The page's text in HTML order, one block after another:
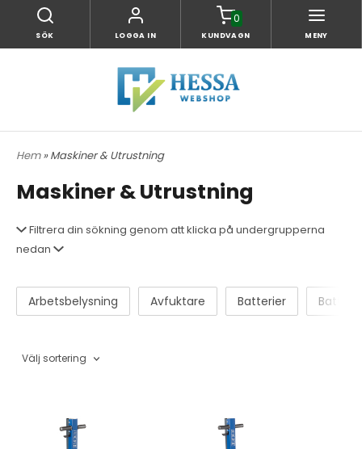
SÖK LOGGA IN
0
KUNDVAGN MENY
Hem» Maskiner & Utrustning
Maskiner & Utrustning
Filtrera din sökning genom att klicka på undergrupperna
nedan
Arbetsbelysning Avfuktare Batterier
Välj sortering